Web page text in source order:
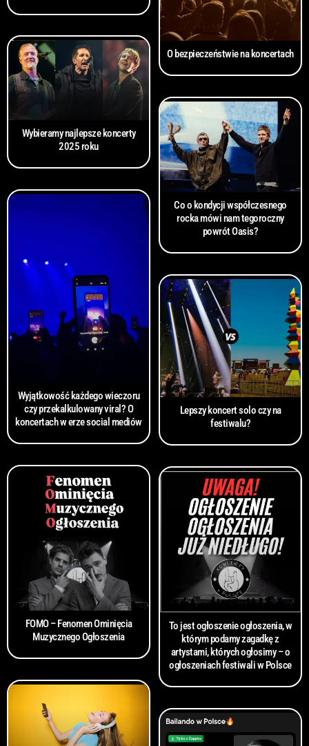
O bezpieczeństwie na koncertach
Wybieramy najlepsze koncerty
2025 roku
Co o kondycji współczesnego
rocka mówi nam tegoroczny
powrót Oasis?
Wyjątkowość każdego wieczoru
czy przekalkulowany viral? O
koncertach w erze social mediów
Lepszy koncert solo czy na
festiwalu?
FOMO – Fenomen Ominięcia
Muzycznego Ogłoszenia
To jest ogłoszenie ogłoszenia, w
którym podamy zagadkę z
artystami, których ogłosimy – o
ogłoszeniach festiwali w Polsce